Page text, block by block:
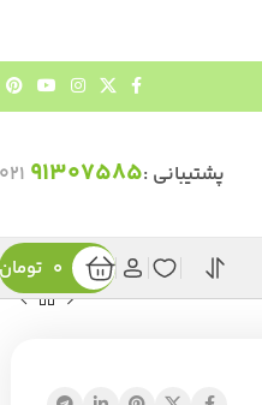
پشتیبانی :91307585 ۰۲۱
0 تومان